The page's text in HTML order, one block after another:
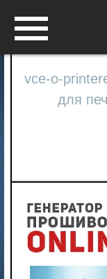
vce-o-
для